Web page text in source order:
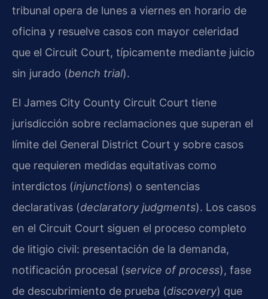
tribunal opera de lunes a viernes en horario de
oficina y resuelve casos con mayor celeridad
que el Circuit Court, típicamente mediante juicio
sin jurado (bench trial).
El James City County Circuit Court tiene
jurisdicción sobre reclamaciones que superan el
límite del General District Court y sobre casos
que requieren medidas equitativas como
interdictos (injunctions) o sentencias
declarativas (declaratory judgments). Los casos
en el Circuit Court siguen el proceso completo
de litigio civil: presentación de la demanda,
notificación procesal (service of process), fase
de descubrimiento de prueba (discovery) que